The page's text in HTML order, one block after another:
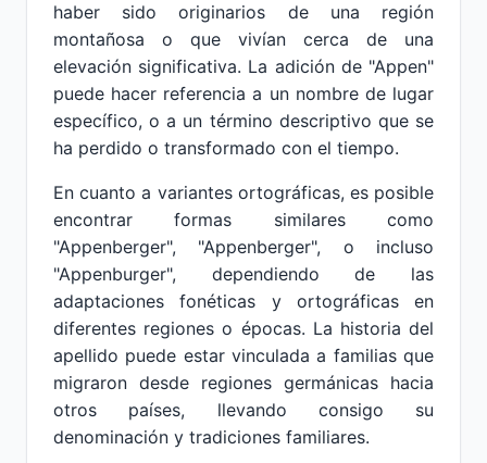
haber sido originarios de una región
montañosa o que vivían cerca de una
elevación significativa. La adición de "Appen"
puede hacer referencia a un nombre de lugar
específico, o a un término descriptivo que se
ha perdido o transformado con el tiempo.
En cuanto a variantes ortográficas, es posible
encontrar formas similares como
"Appenberger", "Appenberger", o incluso
"Appenburger", dependiendo de las
adaptaciones fonéticas y ortográficas en
diferentes regiones o épocas. La historia del
apellido puede estar vinculada a familias que
migraron desde regiones germánicas hacia
otros países, llevando consigo su
denominación y tradiciones familiares.